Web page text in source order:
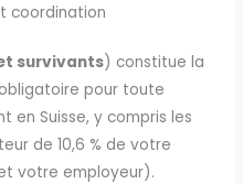
coordination
survivants) constitue la
pour toute
en Suisse, y compris les
de 10,6 % de votre
votre employeur).